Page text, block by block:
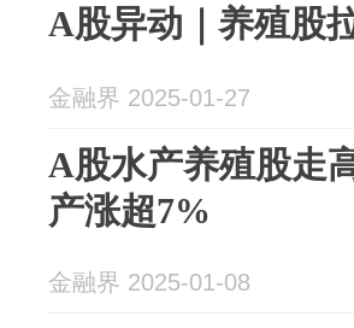
A股异动｜养殖股
金融界 2025-01-27
A股水产养殖股走
产涨超7%
金融界 2025-01-08